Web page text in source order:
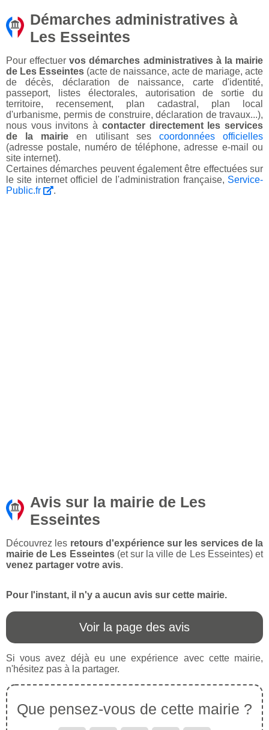
Démarches administratives à
Les Esseintes
Pour effectuervos démarches administratives à la mairie
de Les Esseintes (acte de naissance, acte de mariage, acte
de décès, déclaration de naissance, carte d'identité,
passeport, listes électorales, autorisation de sortie du
territoire, recensement, plan cadastral, plan local
d'urbanisme, permis de construire, déclaration de travaux...),
nous vous invitons à contacter directement les services
de la mairie en utilisant ses coordonnées officielles
(adresse postale, numéro de téléphone, adresse e-mail ou
site internet).
Certaines démarches peuvent également être effectuées sur
le site internet officiel de l'administration française, Service-
Public.fr
.
Avis sur la mairie de Les
Esseintes
Découvrez les retours d'expérience sur les services de la
mairie de Les Esseintes(et sur la ville de Les Esseintes) et
venez partager votre avis.
Pour l'instant, il n'y a aucun avis sur cette mairie.
Voir la page des avis
Si vous avez déjà eu une expérience avec cette mairie,
n'hésitez pas à la partager.
Que pensez-vous de cette mairie ?